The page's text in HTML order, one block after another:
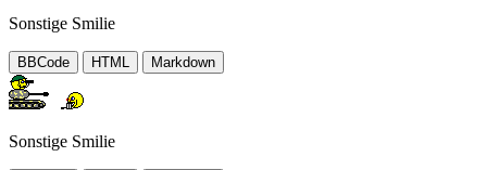
Sonstige Smilie
BBCode HTML Markdown
Sonstige Smilie